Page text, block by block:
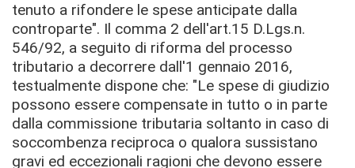
tenuto a rifondere le spese anticipate dalla
controparte". Il comma 2 dell'art.15 D.Lgs.n.
546/92, a seguito di riforma del processo
tributario a decorrere dall'1 gennaio 2016,
testualmente dispone che: "Le spese di giudizio
possono essere compensate in tutto o in parte
dalla commissione tributaria soltanto in caso di
soccombenza reciproca o qualora sussistano
gravi ed eccezionali ragioni che devono essere